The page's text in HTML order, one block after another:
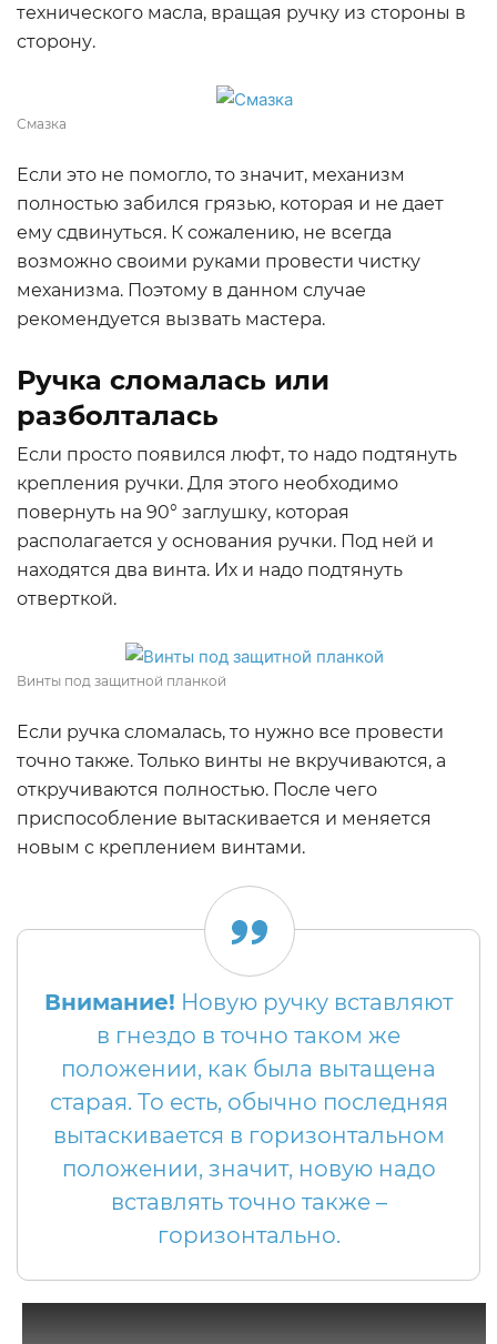
технического масла, вращая ручку из стороны в
сторону.
Смазка
Если это не помогло, то значит, механизм
полностью забился грязью, которая и не дает
ему сдвинуться. К сожалению, не всегда
возможно своими руками провести чистку
механизма. Поэтому в данном случае
рекомендуется вызвать мастера.
Ручка сломалась или
разболталась
Если просто появился люфт, то надо подтянуть
крепления ручки. Для этого необходимо
повернуть на 90° заглушку, которая
располагается у основания ручки. Под ней и
находятся два винта. Их и надо подтянуть
отверткой.
Винты под защитной планкой
Если ручка сломалась, то нужно все провести
точно также. Только винты не вкручиваются, а
откручиваются полностью. После чего
приспособление вытаскивается и меняется
новым с креплением винтами.
Внимание! Новую ручку вставляют
в гнездо в точно таком же
положении, как была вытащена
старая. То есть, обычно последняя
вытаскивается в горизонтальном
положении, значит, новую надо
вставлять точно также –
горизонтально.